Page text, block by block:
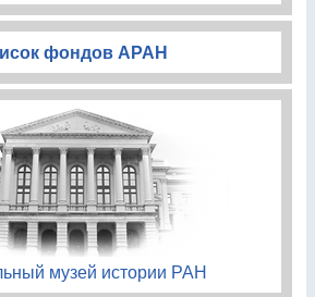
фондов АРАН
музей истории РАН